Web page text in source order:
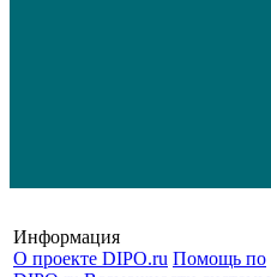
Информация
О проекте DIPO.ru Помощь по